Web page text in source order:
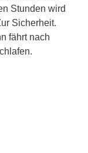
Stunden wird
Sicherheit.
fährt nach